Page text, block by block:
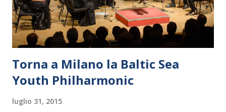
Torna a Milano la Baltic Sea
Youth Philharmonic
luglio 31, 2015